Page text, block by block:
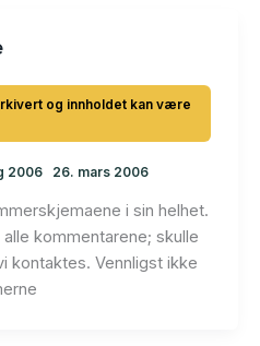
2006 26. mars 2006
i sin helhet.
kommentarene; skulle
kontaktes. Vennligst ikke